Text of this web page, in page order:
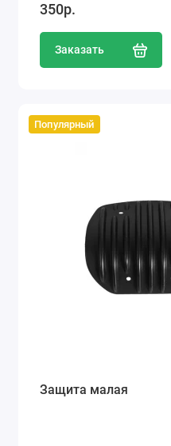
350р.
Заказать
Популярный
Защита малая